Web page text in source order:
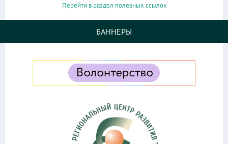
Перейти в раздел полезных ссылок
БАННЕРЫ